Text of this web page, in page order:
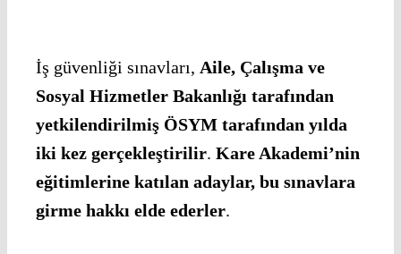
İş güvenliği sınavları, Aile, Çalışma ve
Sosyal Hizmetler Bakanlığı tarafından
yetkilendirilmiş ÖSYM tarafından yılda
iki kez gerçekleştirilir. Kare Akademi’nin
eğitimlerine katılan adaylar, bu sınavlara
girme hakkı elde ederler.